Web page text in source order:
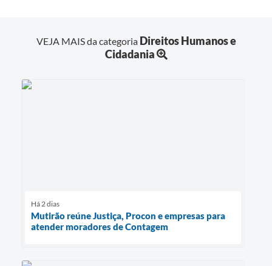
VEJA MAIS da categoria Direitos Humanos e
Cidadania
Há 2 dias
Mutirão reúne Justiça, Procon e empresas para
atender moradores de Contagem